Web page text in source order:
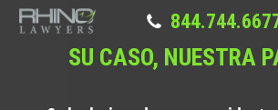
SU CASO, NUESTRA